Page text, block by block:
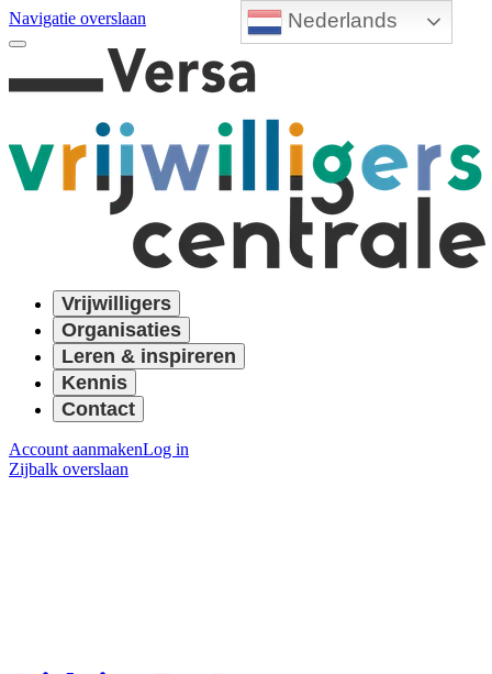
Nederlands
Navigatie overslaan
Vrijwilligers
Organisaties
Leren & inspireren
Kennis
Contact
Account aanmakenLog in
Zijbalk overslaan